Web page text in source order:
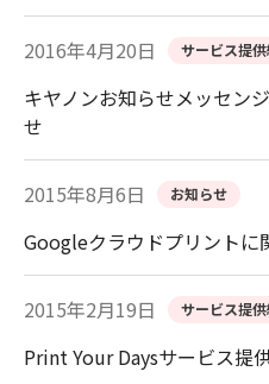
2016年4月20日 サービス提
キヤノンお知らせメッセン
せ
2015年8月6日 お知らせ
Googleクラウドプリントに
2015年2月19日 サービス提
Print Your Daysサービス提